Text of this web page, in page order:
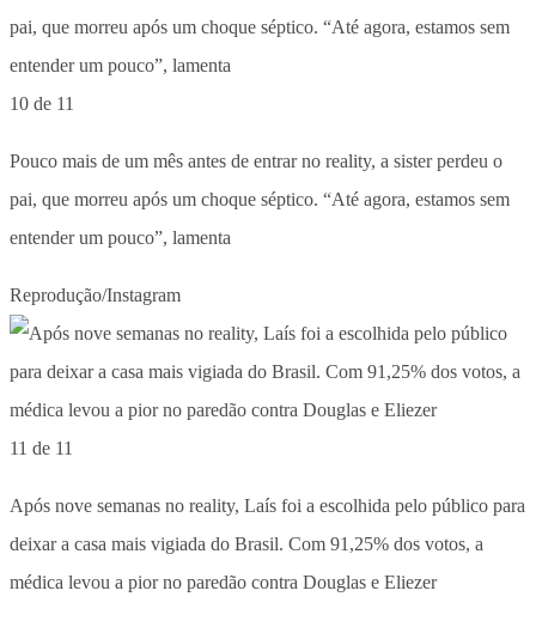
10 de 11
Pouco mais de um mês antes de entrar no reality, a sister perdeu o
pai, que morreu após um choque séptico. “Até agora, estamos sem
entender um pouco”, lamenta
Reprodução/Instagram
11 de 11
Após nove semanas no reality, Laís foi a escolhida pelo público para
deixar a casa mais vigiada do Brasil. Com 91,25% dos votos, a
médica levou a pior no paredão contra Douglas e Eliezer